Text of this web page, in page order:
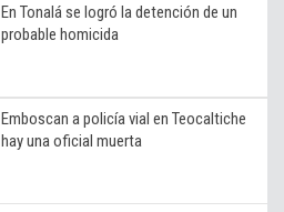
En Tonalá se logró la detención de un
probable homicida
Emboscan a policía vial en Teocaltiche
hay una oficial muerta